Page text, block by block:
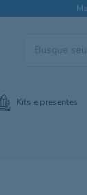
Kits e presentes